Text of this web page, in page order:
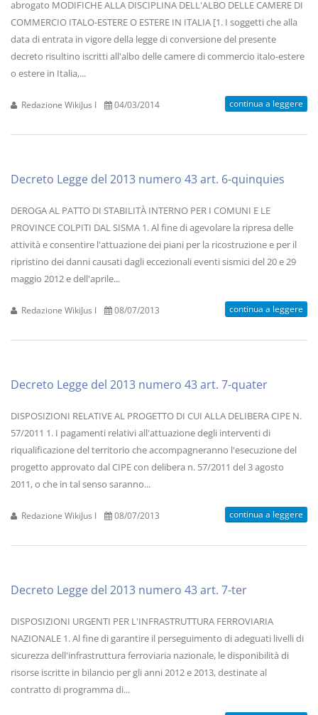
abrogato MODIFICHE ALLA DISCIPLINA DELL'ALBO DELLE CAMERE DI
COMMERCIO ITALO-ESTERE O ESTERE IN ITALIA [1. I soggetti che alla
data di entrata in vigore della legge di conversione del presente
decreto risultino iscritti all'albo delle camere di commercio italo-estere
o estere in Italia,...
Redazione WikiJus I 04/03/2014 continua a leggere
Decreto Legge del 2013 numero 43 art. 6-quinquies
DEROGA AL PATTO DI STABILITÀ INTERNO PER I COMUNI E LE
PROVINCE COLPITI DAL SISMA 1. Al fine di agevolare la ripresa delle
attività e consentire l'attuazione dei piani per la ricostruzione e per il
ripristino dei danni causati dagli eccezionali eventi sismici del 20 e 29
maggio 2012 e dell'aprile...
Redazione WikiJus I 08/07/2013 continua a leggere
Decreto Legge del 2013 numero 43 art. 7-quater
DISPOSIZIONI RELATIVE AL PROGETTO DI CUI ALLA DELIBERA CIPE N.
57/2011 1. I pagamenti relativi all'attuazione degli interventi di
riqualificazione del territorio che accompagneranno l'esecuzione del
progetto approvato dal CIPE con delibera n. 57/2011 del 3 agosto
2011, o che in tal senso saranno...
Redazione WikiJus I 08/07/2013 continua a leggere
Decreto Legge del 2013 numero 43 art. 7-ter
DISPOSIZIONI URGENTI PER L'INFRASTRUTTURA FERROVIARIA
NAZIONALE 1. Al fine di garantire il perseguimento di adeguati livelli di
sicurezza dell'infrastruttura ferroviaria nazionale, le disponibilità di
risorse iscritte in bilancio per gli anni 2012 e 2013, destinate al
contratto di programma di...